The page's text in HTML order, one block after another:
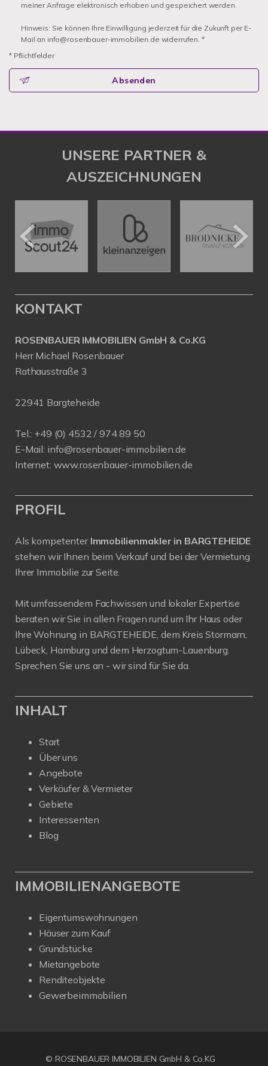
meiner Anfrage elektronisch erhoben und gespeichert werden.
Hinweis: Sie können Ihre Einwilligung jederzeit für die Zukunft per E-
Mail an info@rosenbauer-immobilien.de widerrufen. *
* Pflichtfelder
Absenden
UNSERE PARTNER &
AUSZEICHNUNGEN
KONTAKT
ROSENBAUER IMMOBILIEN GmbH & Co.KG
Herr Michael Rosenbauer
Rathausstraße 3
22941 Bargteheide
Tel.: +49 (0) 4532 / 974 89 50
E-Mail: info@rosenbauer-immobilien.de
Internet: www.rosenbauer-immobilien.de
PROFIL
Als kompetenter Immobilienmakler in BARGTEHEIDE
stehen wir Ihnen beim Verkauf und bei der Vermietung
Ihrer Immobilie zur Seite.
Mit umfassendem Fachwissen und lokaler Expertise
beraten wir Sie in allen Fragen rund um Ihr Haus oder
Ihre Wohnung in BARGTEHEIDE, dem Kreis Stormarn,
Lübeck, Hamburg und dem Herzogtum-Lauenburg.
Sprechen Sie uns an - wir sind für Sie da.
INHALT
Start
Über uns
Angebote
Verkäufer & Vermieter
Gebiete
Interessenten
Blog
IMMOBILIENANGEBOTE
Eigentumswohnungen
Häuser zum Kauf
Grundstücke
Mietangebote
Renditeobjekte
Gewerbeimmobilien
© ROSENBAUER IMMOBILIEN GmbH & Co.KG